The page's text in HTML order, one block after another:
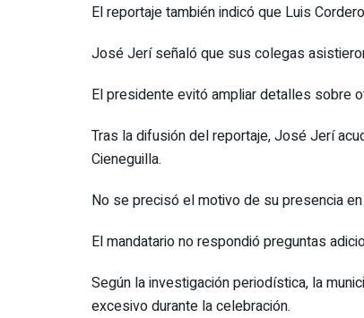
El reportaje también indicó que Luis
José Jerí señaló que sus colegas
El presidente evitó ampliar detalles sobre
Tras la difusión del reportaje, José Jerí
Cieneguilla.
No se precisó el motivo de su presencia
El mandatario no respondió preguntas
Según la investigación periodística, la
excesivo durante la celebración.